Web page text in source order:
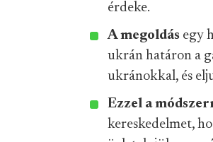
érdeke.
A megoldás egy
ukrán határon a
ukránokkal, és
Ezzel a
kereskedelmet,